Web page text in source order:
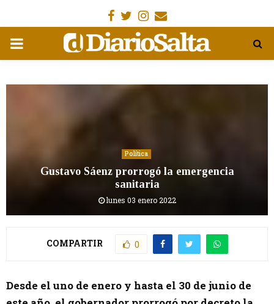
Facebook
Gorjeo
Instagram
Email
MENÚ
Política
Gustavo Sáenz prorrogó la emergencia
sanitaria
lunes 03 enero 2022
COMPARTIR 0
Desde el uno de enero y hasta el 30 de junio de